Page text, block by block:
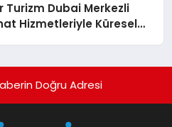
Turizm Dubai Merkezli
Hizmetleriyle Küresel
Doğru Adresi